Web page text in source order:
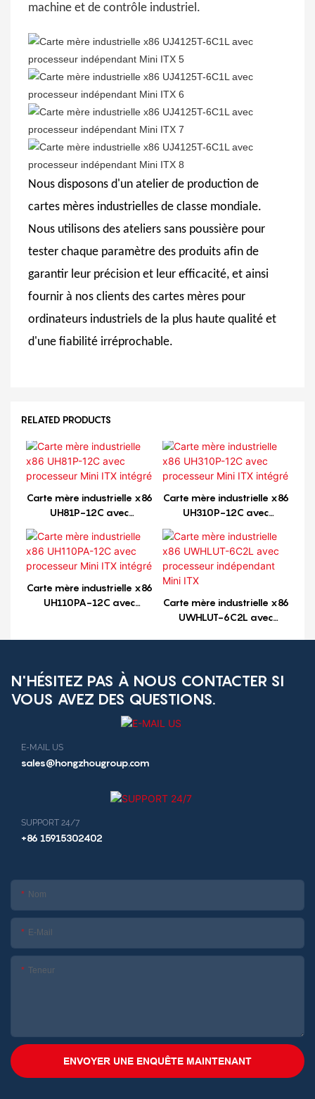
machine et de contrôle industriel.
Nous disposons d'un atelier de production de
cartes mères industrielles de classe mondiale.
Nous utilisons des ateliers sans poussière pour
tester chaque paramètre des produits afin de
garantir leur précision et leur efficacité, et ainsi
fournir à nos clients des cartes mères pour
ordinateurs industriels de la plus haute qualité et
d'une fiabilité irréprochable.
RELATED PRODUCTS
Carte mère industrielle x86
UH81P-12C avec
processeur Mini ITX intégré
Carte mère industrielle x86
UH310P-12C avec
processeur Mini ITX intégré
Carte mère industrielle x86
UH110PA-12C avec
Carte mère industrielle x86
UWHLUT-6C2L avec
N'HÉSITEZ PAS À NOUS CONTACTER SI
VOUS AVEZ DES QUESTIONS.
E-MAIL US
sales@hongzhougroup.com
SUPPORT 24/7
+86 15915302402
Nom
E-Mail
Teneur
ENVOYER UNE ENQUÊTE MAINTENANT